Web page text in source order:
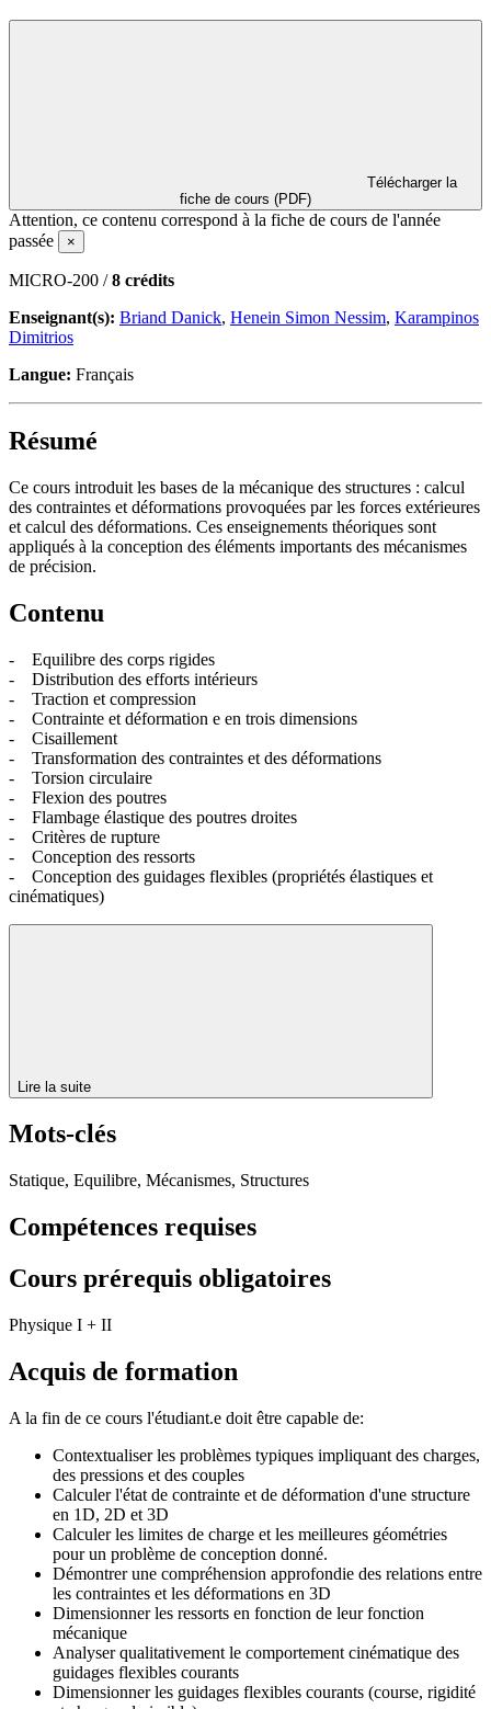
fiche de cours (PDF)
Attention, ce contenu correspond à la fiche de cours de l'année
passée
×
MICRO-200 /8 crédits
Enseignant(s): Briand Danick, Henein Simon Nessim, Karampinos
Dimitrios
Langue: Français
Résumé
Ce cours introduit les bases de la mécanique des structures : calcul
des contraintes et déformations provoquées par les forces extérieures
et calcul des déformations. Ces enseignements théoriques sont
appliqués à la conception des éléments importants des mécanismes
de précision.
Contenu
- Equilibre des corps rigides
- Distribution des efforts intérieurs
- Traction et compression
- Contrainte et déformation e en trois dimensions
- Cisaillement
- Transformation des contraintes et des déformations
- Torsion circulaire
- Flexion des poutres
- Flambage élastique des poutres droites
- Critères de rupture
- Conception des ressorts
- Conception des guidages flexibles (propriétés élastiques et
cinématiques)
Lire la suite
Mots-clés
Statique, Equilibre, Mécanismes, Structures
Compétences requises
Cours prérequis obligatoires
Physique I + II
Acquis de formation
A la fin de ce cours l'étudiant.e doit être capable de:
Contextualiser les problèmes typiques impliquant des charges,
des pressions et des couples
Calculer l'état de contrainte et de déformation d'une structure
en 1D, 2D et 3D
Calculer les limites de charge et les meilleures géométries
pour un problème de conception donné.
Démontrer une compréhension approfondie des relations entre
les contraintes et les déformations en 3D
Dimensionner les ressorts en fonction de leur fonction
mécanique
Analyser qualitativement le comportement cinématique des
guidages flexibles courants
Dimensionner les guidages flexibles courants (course, rigidité